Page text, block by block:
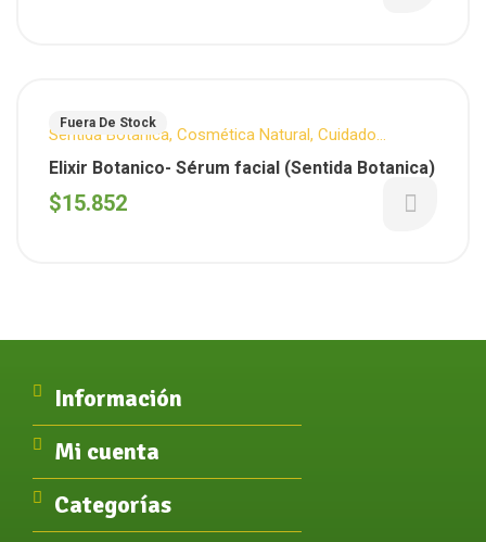
Fuera De Stock
Sentida Botanica, Cosmética Natural, Cuidado
Personal,Facial
Elixir Botanico- Sérum facial (Sentida Botanica)
$15.852
Información
Mi cuenta
Categorías